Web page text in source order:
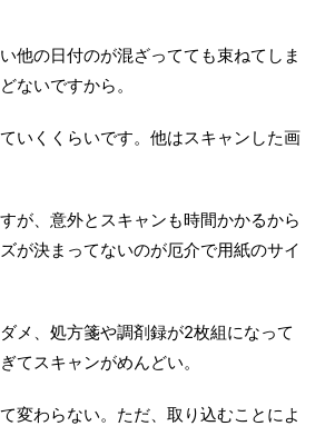
他の日付のが混ざってても束ねてしま
ないですから。
いくくらいです。他はスキャンした画
が、意外とスキャンも時間かかるから
が決まってないのが厄介で用紙のサイ
メ、処方箋や調剤録が2枚組になって
てスキャンがめんどい。
変わらない。ただ、取り込むことによ